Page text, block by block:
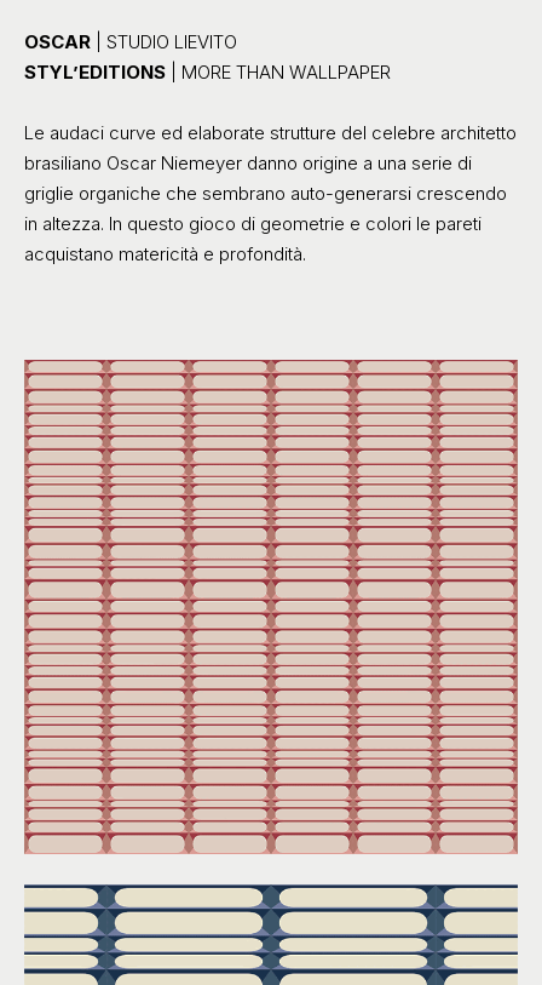
OSCAR
| STUDIO LIEVITO
STYL’EDITIONS | MORE THAN WALLPAPER
Le audaci curve ed elaborate strutture del celebre architetto
brasiliano Oscar Niemeyer danno origine a una serie di
griglie organiche che sembrano auto-generarsi crescendo
in altezza. In questo gioco di geometrie e colori le pareti
acquistano matericità e profondità.